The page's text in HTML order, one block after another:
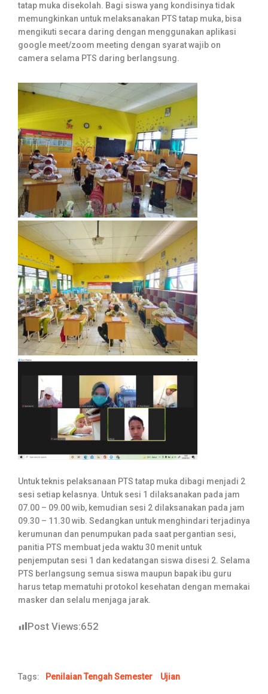
tatap muka disekolah. Bagi siswa yang kondisinya tidak
memungkinkan untuk melaksanakan PTS tatap muka, bisa
mengikuti secara daring dengan menggunakan aplikasi
google meet/zoom meeting dengan syarat wajib on
camera selama PTS daring berlangsung.
Untuk teknis pelaksanaan PTS tatap muka dibagi menjadi 2
sesi setiap kelasnya. Untuk sesi 1 dilaksanakan pada jam
07.00 – 09.00 wib, kemudian sesi 2 dilaksanakan pada jam
09.30 – 11.30 wib. Sedangkan untuk menghindari terjadinya
kerumunan dan penumpukan pada saat pergantian sesi,
panitia PTS membuat jeda waktu 30 menit untuk
penjemputan sesi 1 dan kedatangan siswa disesi 2. Selama
PTS berlangsung semua siswa maupun bapak ibu guru
harus tetap mematuhi protokol kesehatan dengan memakai
masker dan selalu menjaga jarak.
Post Views:652
Tags: Penilaian Tengah Semester Ujian